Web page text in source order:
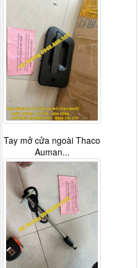
Tay mở cửa ngoài Thaco
Auman...